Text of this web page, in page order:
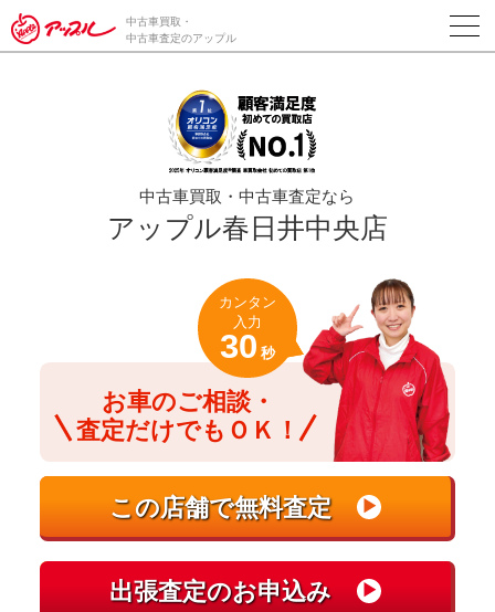
/*ABテスト_新規査定フォームの為のCVボタン*/
中古車買取・
中古車査定のアップル
中古車買取・中古車査定なら
アップル春日井中央店
お車のご相談・
査定だけでもＯＫ！
カンタン
入力
30 秒